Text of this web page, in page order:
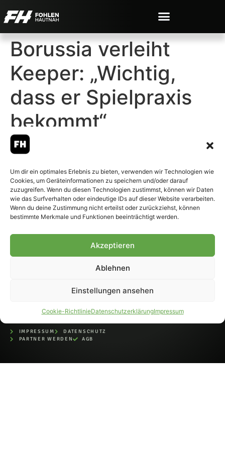
Um dir ein optimales Erlebnis zu bieten, verwenden wir Technologien wie
Cookies, um Geräteinformationen zu speichern und/oder darauf
zuzugreifen. Wenn du diesen Technologien zustimmst, können wir Daten
wie das Surfverhalten oder eindeutige IDs auf dieser Website verarbeiten.
Wenn du deine Zustimmung nicht erteilst oder zurückziehst, können
bestimmte Merkmale und Funktionen beeinträchtigt werden.
Akzeptieren
Ablehnen
Einstellungen ansehen
Cookie-RichtlinieDatenschutzerklärungImpressum
Borussia verleiht
Keeper: „Wichtig,
dass er Spielpraxis
bekommt“
© 2007-2026 Fohlen-Hautnah.de
– Alle rechte vorbehalten.
Fohlen-Hautnah.de ist ein
offiziell eingetragenes Magazin
IMPRESSUM
DATENSCHUTZ
PARTNER WERDEN
AGB